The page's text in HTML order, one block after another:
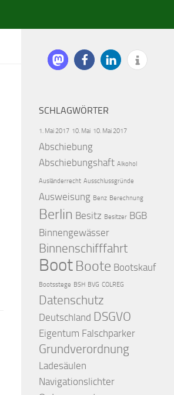
SCHLAGWÖRTER
1. Mai 2017 10. Mai 10. Mai 2017
Abschiebung
Abschiebungshaft Alkohol
Ausländerrecht Ausschlussgründe
Ausweisung Benz Berechnung
Berlin Besitz Besitzer BGB
Binnengewässer
Binnenschifffahrt
Boot Boote Bootskauf
Bootsstege BSH BVG COLREG
Datenschutz
Deutschland DSGVO
Eigentum Falschparker
Grundverordnung
Ladesäulen
Navigationslichter